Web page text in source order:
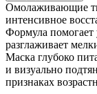
Омолаживающие
интенсивное
Формула помогает
разглаживает
Маска глубоко
и визуально
признаках